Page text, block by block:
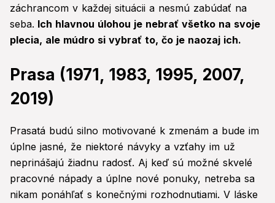
záchrancom v každej situácii a nesmú zabúdať na
seba. Ich hlavnou úlohou je nebrať všetko na svoje
plecia, ale múdro si vybrať to, čo je naozaj ich.
Prasa (1971, 1983, 1995, 2007,
2019)
Prasatá budú silno motivované k zmenám a bude im
úplne jasné, že niektoré návyky a vzťahy im už
neprinášajú žiadnu radosť. Aj keď sú možné skvelé
pracovné nápady a úplne nové ponuky, netreba sa
nikam ponáhľať s konečnými rozhodnutiami. V láske